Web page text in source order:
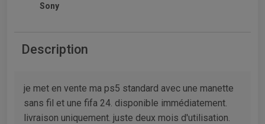
Sony
Description
je met en vente ma ps5 standard avec une manette
sans fil et une fifa 24. disponible immédiatement.
livraison uniquement. juste deux mois d'utilisation.